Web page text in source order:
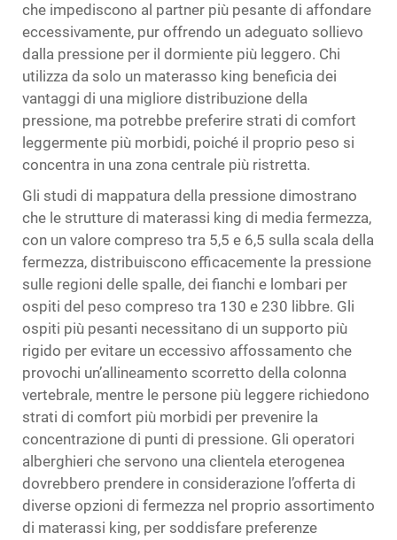
che impediscono al partner più pesante di affondare
eccessivamente, pur offrendo un adeguato sollievo
dalla pressione per il dormiente più leggero. Chi
utilizza da solo un materasso king beneficia dei
vantaggi di una migliore distribuzione della
pressione, ma potrebbe preferire strati di comfort
leggermente più morbidi, poiché il proprio peso si
concentra in una zona centrale più ristretta.
Gli studi di mappatura della pressione dimostrano
che le strutture di materassi king di media fermezza,
con un valore compreso tra 5,5 e 6,5 sulla scala della
fermezza, distribuiscono efficacemente la pressione
sulle regioni delle spalle, dei fianchi e lombari per
ospiti del peso compreso tra 130 e 230 libbre. Gli
ospiti più pesanti necessitano di un supporto più
rigido per evitare un eccessivo affossamento che
provochi un’allineamento scorretto della colonna
vertebrale, mentre le persone più leggere richiedono
strati di comfort più morbidi per prevenire la
concentrazione di punti di pressione. Gli operatori
alberghieri che servono una clientela eterogenea
dovrebbero prendere in considerazione l’offerta di
diverse opzioni di fermezza nel proprio assortimento
di materassi king, per soddisfare preferenze